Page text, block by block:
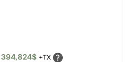
394,824$ +TX